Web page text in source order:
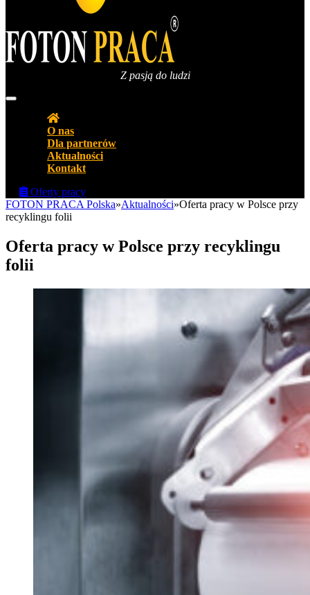
Z pasją do ludzi
O nas
Dla partnerów
Aktualności
Kontakt
Oferty pracy
FOTON PRACA Polska»Aktualności»Oferta pracy w Polsce przy
recyklingu folii
Oferta pracy w Polsce przy recyklingu
folii